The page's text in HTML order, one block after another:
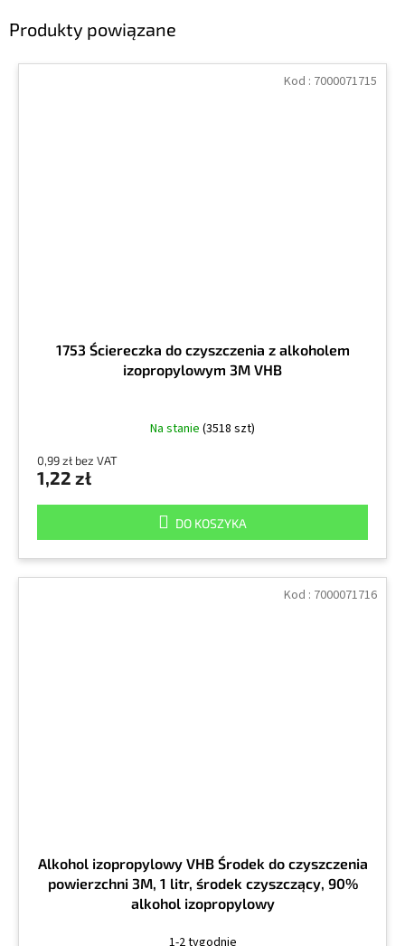
Produkty powiązane
1753 Ściereczka do czyszczenia z alkoholem
izopropylowym 3M VHB
Na stanie (3518 szt)
0,99 zł bez VAT
1,22 zł
DO KOSZYKA
Kod : 7000071715
Alkohol izopropylowy VHB Środek do czyszczenia
powierzchni 3M, 1 litr, środek czyszczący, 90%
alkohol izopropylowy
Kod : 7000071716